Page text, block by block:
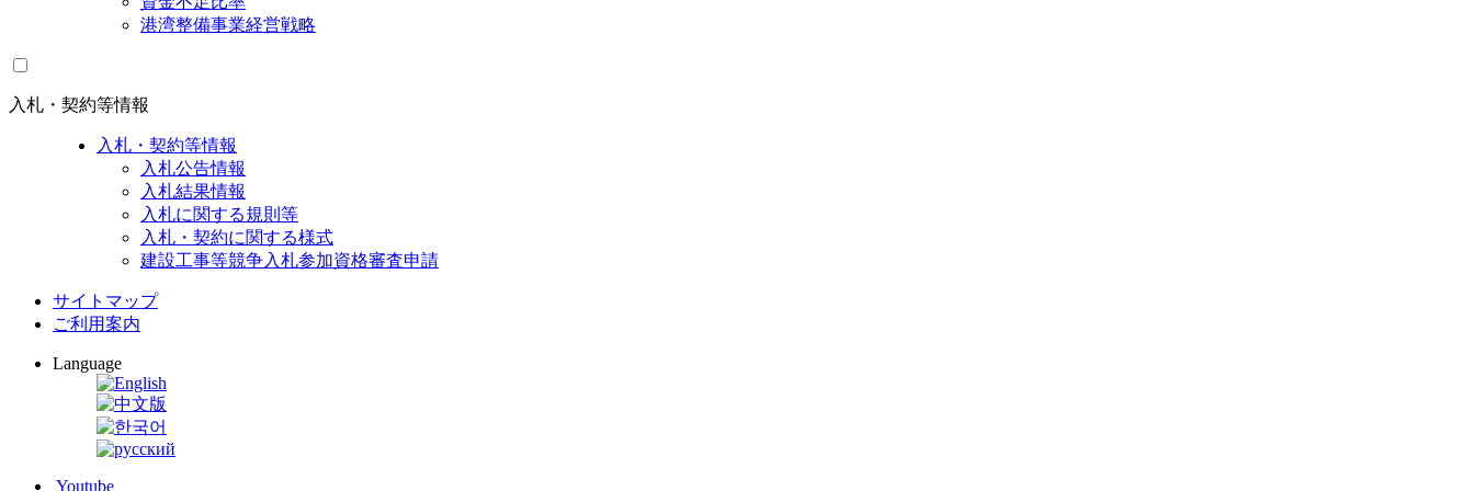
港湾整備事業経営戦略
入札・契約等情報
入札・契約等情報
入札公告情報
入札結果情報
入札に関する規則等
入札・契約に関する様式
建設工事等競争入札参加資格審査申請
サイトマップ
ご利用案内
Language
Youtube